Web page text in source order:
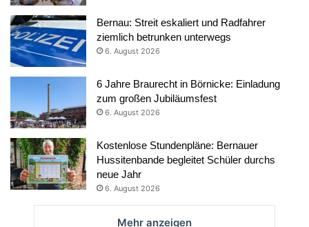
Bernau: Streit eskaliert und Radfahrer
ziemlich betrunken unterwegs
6. August 2026
6 Jahre Braurecht in Börnicke: Einladung
zum großen Jubiläumsfest
6. August 2026
Kostenlose Stundenpläne: Bernauer
Hussitenbande begleitet Schüler durchs
neue Jahr
6. August 2026
Mehr anzeigen